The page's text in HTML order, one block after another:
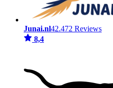
Junai.nl42.472 Reviews
8,4